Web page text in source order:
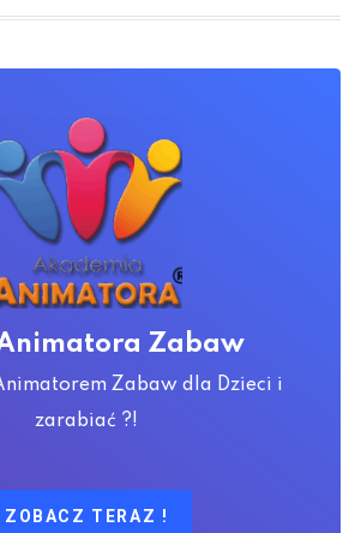
Zabaw
Zabaw dla Dzieci i
zarabiać ?!
ZOBACZ TERAZ !